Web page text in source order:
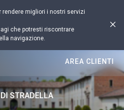
rendere migliori i nostri servizi
che potresti riscontrare
navigazione.
AREA CLIENTI
STRADELLA